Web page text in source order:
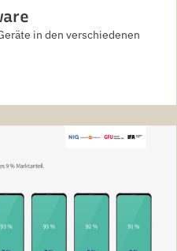
in den verschiedenen